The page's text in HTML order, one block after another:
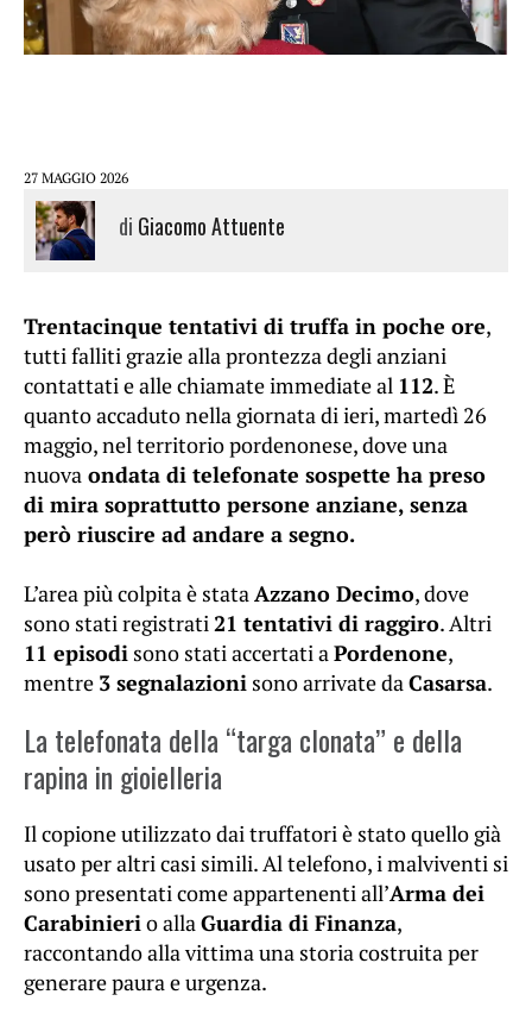
27 MAGGIO 2026
di Giacomo Attuente
Trentacinque tentativi di truffa in poche ore,
tutti falliti grazie alla prontezza degli anziani
contattati e alle chiamate immediate al 112. È
quanto accaduto nella giornata di ieri, martedì 26
maggio, nel territorio pordenonese, dove una
nuova ondata di telefonate sospette ha preso
di mira soprattutto persone anziane, senza
però riuscire ad andare a segno.
L’area più colpita è stataAzzano Decimo, dove
sono stati registrati21 tentativi di raggiro. Altri
11 episodi sono stati accertati aPordenone,
mentre 3 segnalazioni sono arrivate daCasarsa.
La telefonata della “targa clonata” e della
rapina in gioielleria
Il copione utilizzato dai truffatori è stato quello già
usato per altri casi simili. Al telefono, i malviventi si
sono presentati come appartenenti all’Arma dei
Carabinierio allaGuardia di Finanza,
raccontando alla vittima una storia costruita per
generare paura e urgenza.